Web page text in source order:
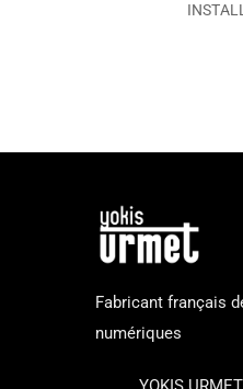
Fabricant français
numériques